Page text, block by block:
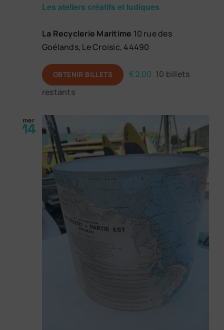
Les ateliers créatifs et ludiques
La Recyclerie Maritime 10 rue des
Goélands, Le Croisic, 44490
OBTENIR BILLETS €2.00 10 billets
restants
mer
14